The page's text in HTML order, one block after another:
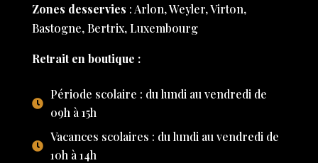
Zones desservies : Arlon, Weyler, Virton,
Bastogne, Bertrix, Luxembourg
Retrait en boutique :
Période scolaire : du lundi au vendredi de
09h à 15h
Vacances scolaires : du lundi au vendredi de
10h à 14h